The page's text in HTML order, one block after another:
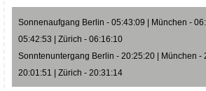
Sonnenaufgang Berlin - 05:43:09 | München -
05:42:53 | Zürich - 06:16:10
Sonntenuntergang Berlin - 20:25:20 | München -
20:01:51 | Zürich - 20:31:14